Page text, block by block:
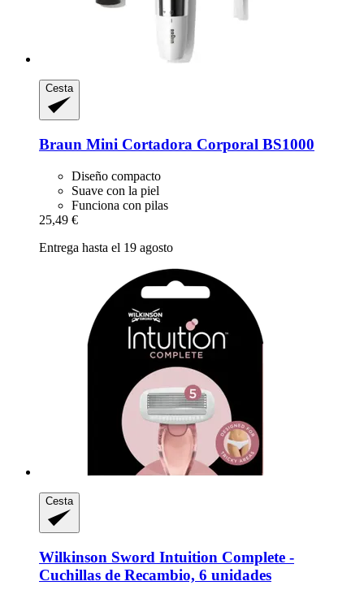
Cesta
Braun Mini Cortadora Corporal BS1000
Diseño compacto
Suave con la piel
Funciona con pilas
25,49 €
Entrega hasta el 19 agosto
Cesta
Wilkinson Sword Intuition Complete -​
Cuchillas de Recambio, 6 unidades